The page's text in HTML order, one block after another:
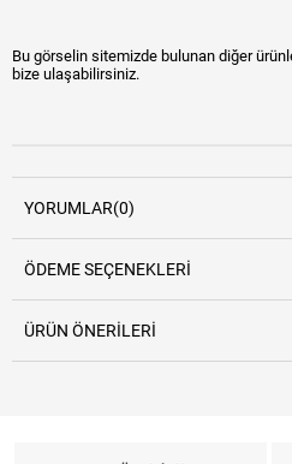
Bu görselin sitemizde bulunan diğer
bize ulaşabilirsiniz.
YORUMLAR(0)
ÖDEME SEÇENEKLERI
ÜRÜN ÖNERILERI